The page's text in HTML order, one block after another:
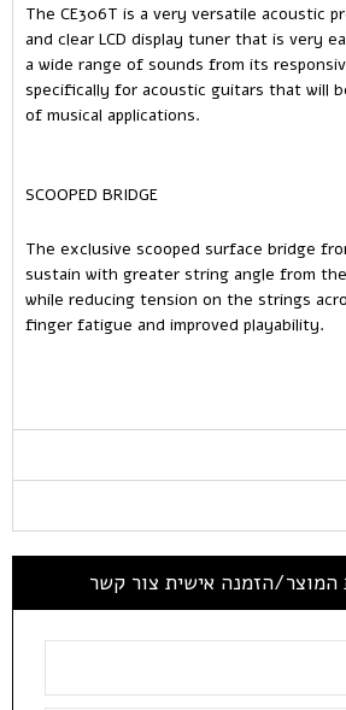
The CE306T is a very versatile acoustic
and clear LCD display tuner that is very
a wide range of sounds from its
specifically for acoustic guitars that will
of musical applications.
SCOOPED BRIDGE
The exclusive scooped surface bridge
sustain with greater string angle from
while reducing tension on the strings
finger fatigue and improved playability.
המוצר/הזמנה אישית צור קשר